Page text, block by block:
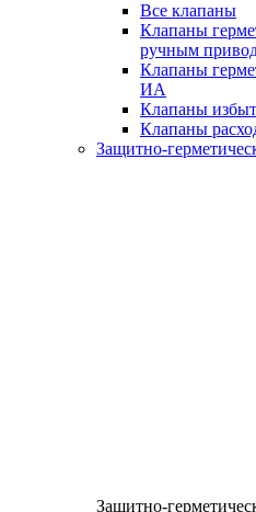
Все клапаны
Клапаны
ручным
Клапаны
ИА
Клапаны
Клапаны
Защитно-
Защитно-